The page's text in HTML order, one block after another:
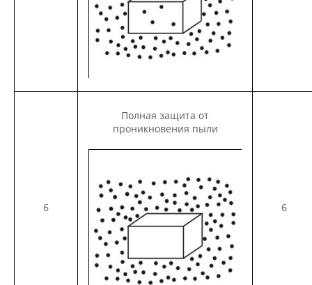
6
Полная защита от
проникновения пыли
6